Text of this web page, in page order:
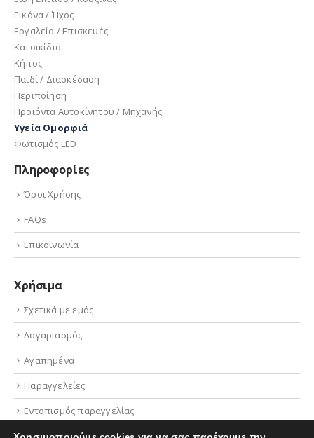
Εικόνα / Ήχος
Εργαλεία / Eπισκευές
Κατοικίδια
Κήπος
Παιδί / Διασκέδαση
Περιποίηση
Προϊόντα Aυτοκίνητου / Μηχανής
Υγεία Ομορφιά
Φωτισμός LED
Πληροφορίες
Όροι Χρήσης
FAQs
Επικοινωνία
Χρήσιμα
Σχετικά με εμάς
Λογαριασμός
Αγαπημένα
Παραγγελείες
Εντοπισμός παραγγελίας